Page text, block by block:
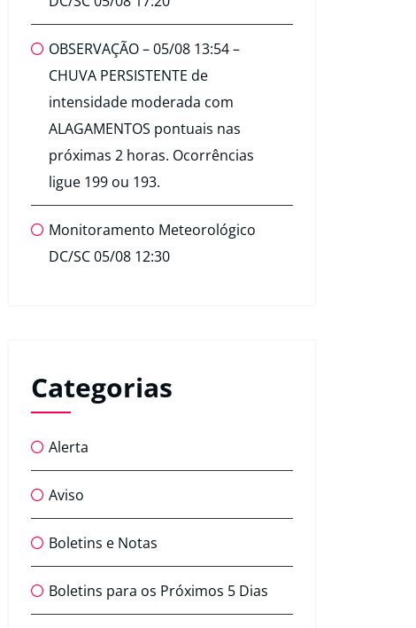
OBSERVAÇÃO – 05/08 13:54 –
CHUVA PERSISTENTE de
intensidade moderada com
ALAGAMENTOS pontuais nas
próximas 2 horas. Ocorrências
ligue 199 ou 193.
Monitoramento Meteorológico
DC/SC 05/08 12:30
Categorias
Alerta
Aviso
Boletins e Notas
Boletins para os Próximos 5 Dias